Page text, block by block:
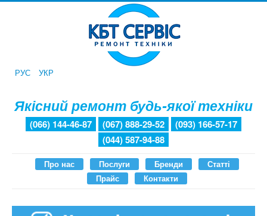
РУС УКР
Якісний ремонт будь-якої техніки
(066) 144-46-87 (067) 888-29-52
(093) 166-57-17
(044) 587-94-88
Про нас Послуги Бренди
Статті
Прайс
Контакти